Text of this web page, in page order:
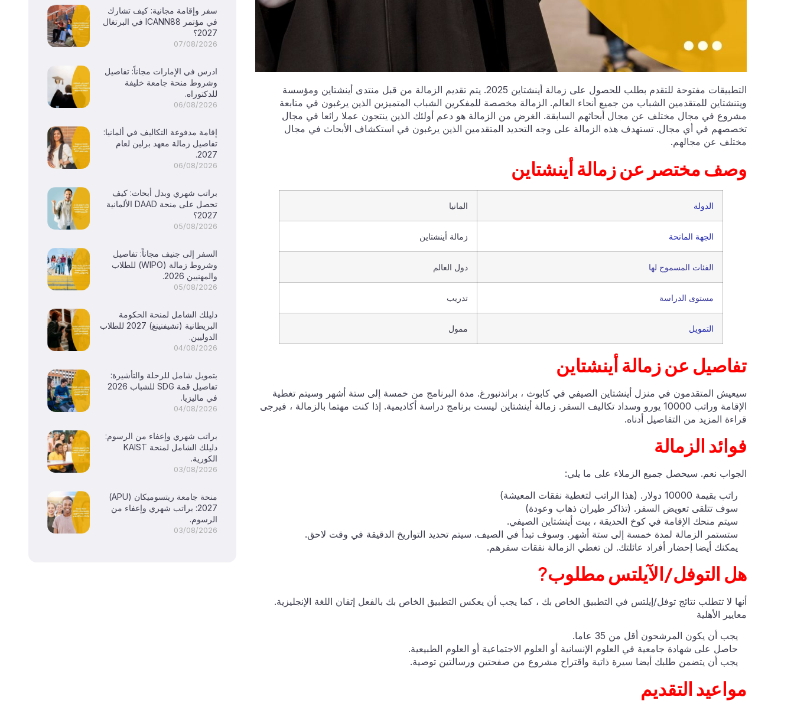
التطبيقات مفتوحة للتقدم بطلب للحصول على زمالة أينشتاين 2025. يتم تقديم الزمالة من قبل منتدى أينشتاين ومؤسسة
ويتنشتاين للمتقدمين الشباب من جميع أنحاء العالم. الزمالة مخصصة للمفكرين الشباب المتميزين الذين يرغبون في متابعة
مشروع في مجال مختلف عن مجال أبحاثهم السابقة. الغرض من الزمالة هو دعم أولئك الذين ينتجون عملا رائعا في مجال
تخصصهم في أي مجال. تستهدف هذه الزمالة على وجه التحديد المتقدمين الذين يرغبون في استكشاف الأبحاث في مجال
مختلف عن مجالهم.
وصف مختصر عن زمالة أينشتاين
الدولة المانيا
الجهة المانحة زمالة أينشتاين
الفئات المسموح لها دول العالم
مستوى الدراسة تدريب
التمويل ممول
تفاصيل عن زمالة أينشتاين
سيعيش المتقدمون في منزل أينشتاين الصيفي في كابوث ، براندنبورغ. مدة البرنامج من خمسة إلى ستة أشهر وسيتم تغطية
الإقامة وراتب 10000 يورو وسداد تكاليف السفر. زمالة أينشتاين ليست برنامج دراسة أكاديمية. إذا كنت مهتما بالزمالة ، فيرجى
قراءة المزيد من التفاصيل أدناه.
فوائد الزمالة
الجواب نعم. سيحصل جميع الزملاء على ما يلي:
راتب بقيمة 10000 دولار. (هذا الراتب لتغطية نفقات المعيشة)
سوف تتلقى تعويض السفر. (تذاكر طيران ذهاب وعودة)
سيتم منحك الإقامة في كوخ الحديقة ، بيت أينشتاين الصيفي.
ستستمر الزمالة لمدة خمسة إلى ستة أشهر. وسوف تبدأ في الصيف. سيتم تحديد التواريخ الدقيقة في وقت لاحق.
يمكنك أيضا إحضار أفراد عائلتك. لن تغطي الزمالة نفقات سفرهم.
هل التوفل/الآيلتس مطلوب?
أنها لا تتطلب نتائج توفل/إيلتس في التطبيق الخاص بك ، كما يجب أن يعكس التطبيق الخاص بك بالفعل إتقان اللغة الإنجليزية.
معايير الأهلية
يجب أن يكون المرشحون أقل من 35 عاما.
حاصل على شهادة جامعية في العلوم الإنسانية أو العلوم الاجتماعية أو العلوم الطبيعية.
يجب أن يتضمن طلبك أيضا سيرة ذاتية واقتراح مشروع من صفحتين ورسالتين توصية.
مواعيد التقديم
سفر وإقامة مجانية: كيف تشارك
في مؤتمر ICANN88 في البرتغال
2027؟
07/08/2026
ادرس في الإمارات مجاناً: تفاصيل
وشروط منحة جامعة خليفة
للدكتوراه.
06/08/2026
إقامة مدفوعة التكاليف في ألمانيا:
تفاصيل زمالة معهد برلين لعام
2027.
06/08/2026
براتب شهري وبدل أبحاث: كيف
تحصل على منحة DAAD الألمانية
2027؟
05/08/2026
السفر إلى جنيف مجاناً: تفاصيل
وشروط زمالة (WIPO) للطلاب
والمهنيين 2026.
05/08/2026
دليلك الشامل لمنحة الحكومة
البريطانية (تشيفنينغ) 2027 للطلاب
الدوليين.
04/08/2026
بتمويل شامل للرحلة والتأشيرة:
تفاصيل قمة SDG للشباب 2026
في ماليزيا.
04/08/2026
براتب شهري وإعفاء من الرسوم:
دليلك الشامل لمنحة KAIST
الكورية.
03/08/2026
منحة جامعة ريتسوميكان (APU)
2027: براتب شهري وإعفاء من
الرسوم.
03/08/2026